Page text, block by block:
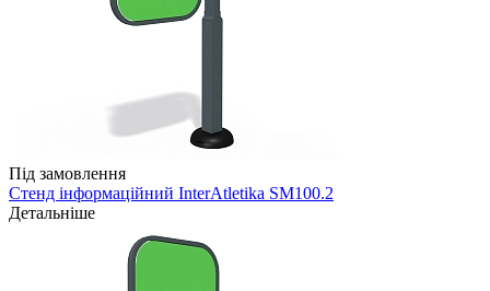
Під замовлення
Стенд інформаційний InterAtletika SM100.2
Детальніше